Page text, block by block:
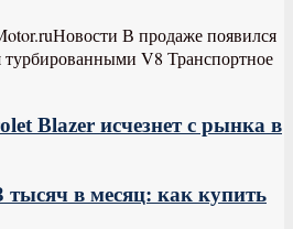
В продаже появился
V8 Транспортное
Blazer исчезнет с рынка в
тысяч в месяц: как купить